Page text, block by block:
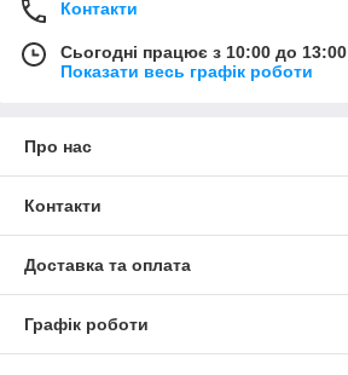
Контакти
Сьогодні працює з 10:00 до 13:00
Показати весь графік роботи
Про нас
Контакти
Доставка та оплата
Графік роботи